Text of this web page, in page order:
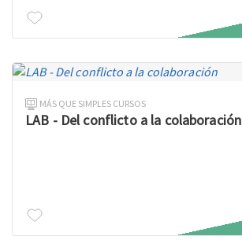
MÁS QUE SIMPLES CURSOS
LAB - Del conflicto a la colaboración